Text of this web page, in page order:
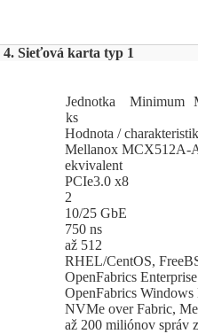
4. Sieťová karta typ 1
Jed­not­ka Mi­ni­mum
ks
Hodnota /
Mellanox MCX512A-
ekvivalent
PCIe3.0 x8
2
10/25 GbE
750 ns
až 512
RHEL/CentOS,
OpenFabrics
OpenFabrics
NVMe over Fabric,
až 200 miliónov správ